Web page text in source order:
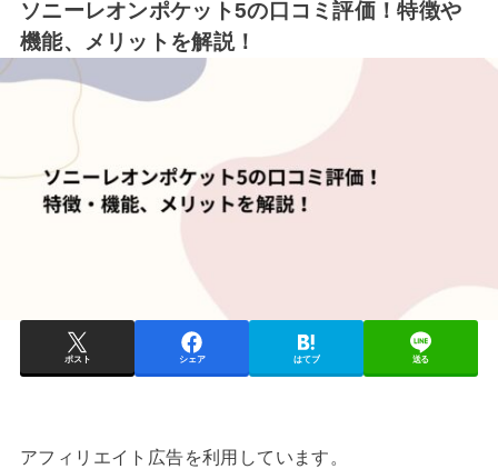
ソニーレオンポケット5の口コミ評価！特徴や
機能、メリットを解説！
ポスト シェア はてブ 送る
アフィリエイト広告を利用しています。